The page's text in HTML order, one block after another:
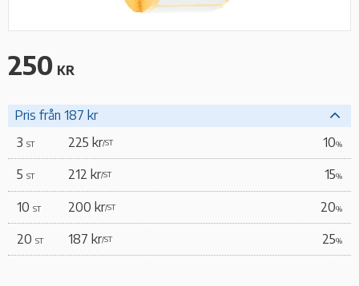
250 KR
Pris från 187 kr
3 ST 225 kr/ST 10%
5 ST 212 kr/ST 15%
10 ST 200 kr/ST 20%
20 ST 187 kr/ST 25%